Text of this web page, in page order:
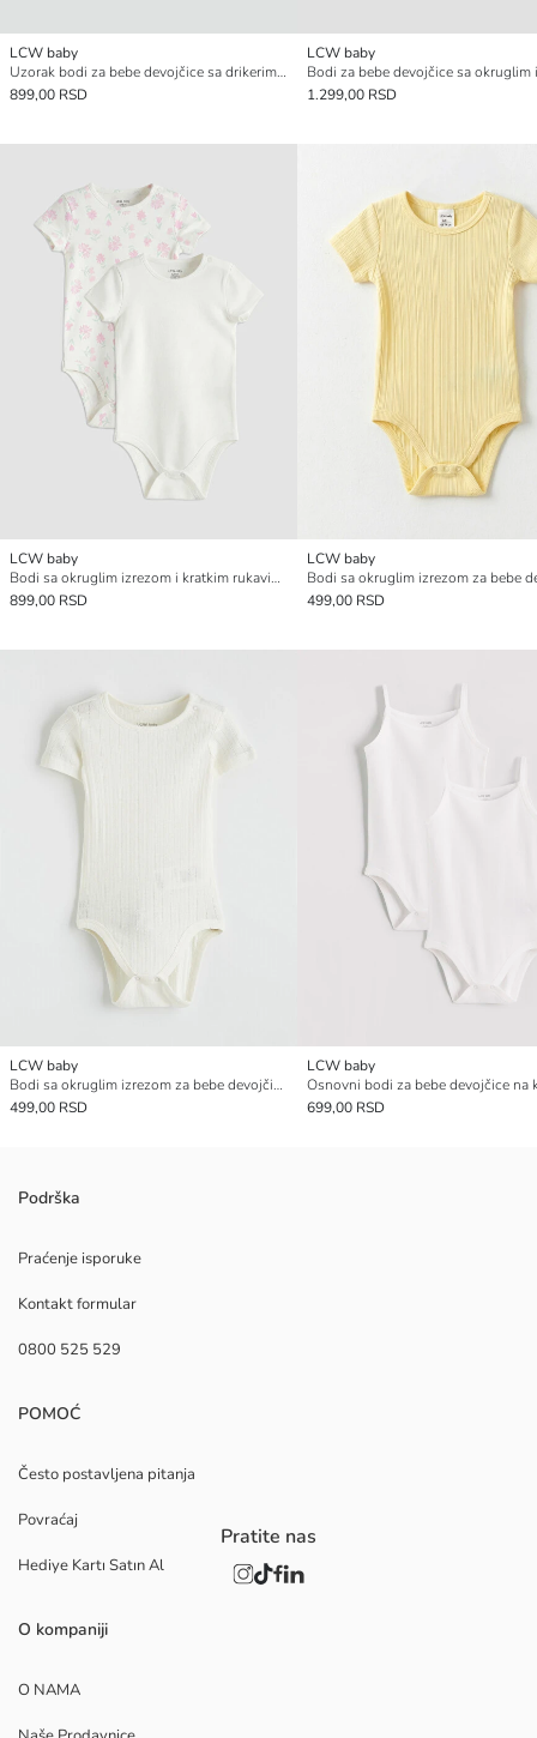
LCW baby
Uzorak bodi za bebe devojčice sa drikerima 2 pakovanja
899,00 RSD
LCW baby
1.299,00 RSD
LCW baby
Bodi sa okruglim izrezom i kratkim rukavima za bebe devojčice na kopčanje 2-pakovanje
899,00 RSD
LCW baby
499,00 RSD
LCW baby
Bodi sa okruglim izrezom za bebe devojčice na kopčanje
499,00 RSD
LCW baby
699,00 RSD
Podrška
Praćenje isporuke
Kontakt formular
0800 525 529
POMOĆ
Često postavljena pitanja
Povraćaj
Hediye Kartı Satın Al
O kompaniji
O NAMA
Pratite nas